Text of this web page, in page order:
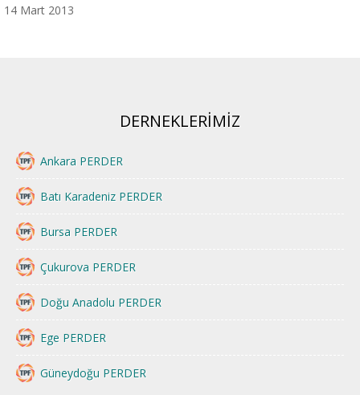
14 Mart 2013
DERNEKLERİMİZ
Ankara PERDER
Batı Karadeniz PERDER
Bursa PERDER
Çukurova PERDER
Doğu Anadolu PERDER
Ege PERDER
Güneydoğu PERDER